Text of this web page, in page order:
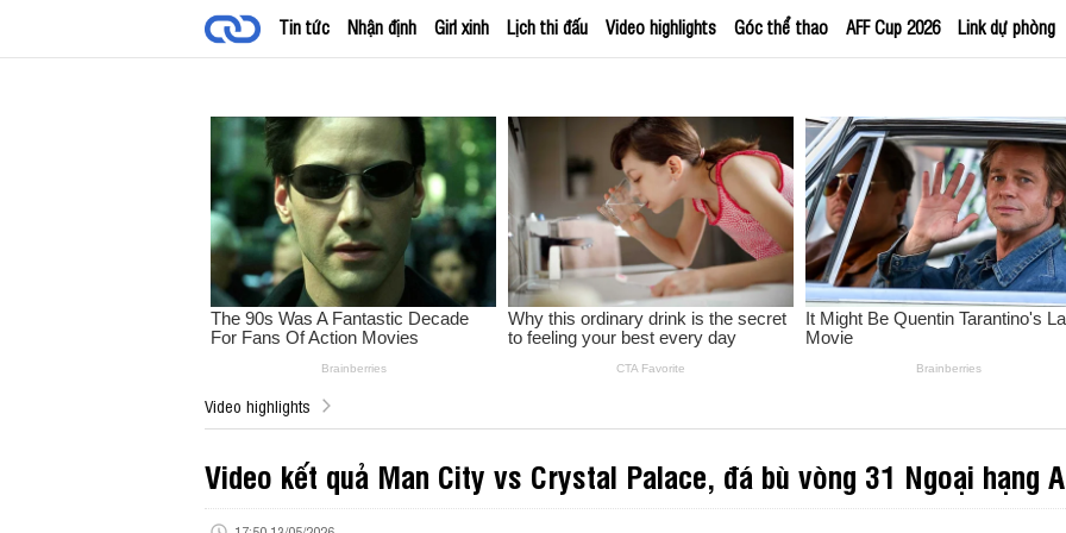
Tin tức Nhận định Girl xinh Lịch thi đấu Video highlights Góc thể thao AFF Cup 2026 Link dự phòng
Video highlights
Video kết quả Man City vs Crystal Palace, đá bù vòng 31 Ngoại hạng